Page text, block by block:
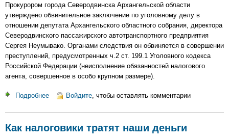
в
получении
взятки
(вымогательства)
с
предприятия
Прокурором города Северодвинска Архангельской области
утверждено обвинительное заключение по уголовному делу в
отношении депутата Архангельского областного собрания, директора
Северодвинского пассажирского автотранспортного предприятия
Сергея Неумывако. Органами следствия он обвиняется в совершении
преступлений, предусмотренных ч.2 ст. 199.1 Уголовного кодекса
Российской Федерации (неисполнение обязанностей налогового
агента, совершенное в особо крупном размере).
Подробнее
пассажирского
Войдите, чтобы оставлять комментарии
Как налоговики тратят наши деньги